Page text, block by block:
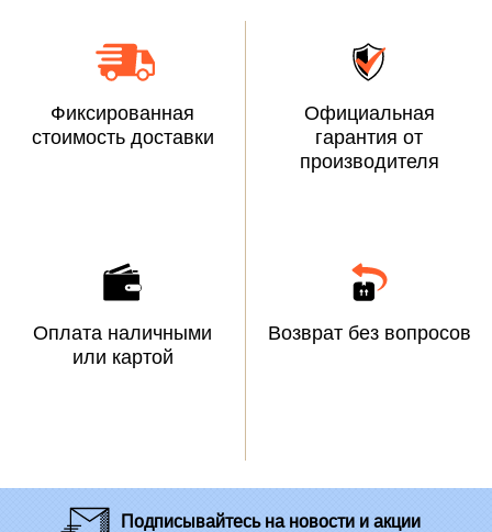
Фиксированная
стоимость доставки
Официальная
гарантия от
производителя
Оплата наличными
или картой
Возврат без вопросов
Подписывайтесьна новости и акции